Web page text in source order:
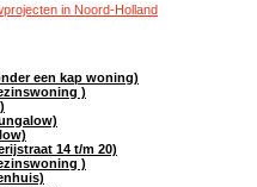
in Noord-Holland
een kap woning)
)
14 t/m 20)
)